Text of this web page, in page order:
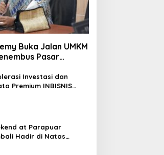
Buka Jalan UMKM
Pasar
Investasi dan
Premium INBISNIS
at Parapuar
Hadir di Natas